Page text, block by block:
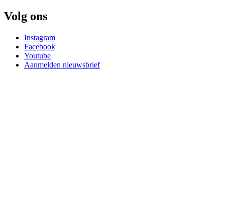
Volg ons
Instagram
Facebook
Youtube
Aanmelden nieuwsbrief